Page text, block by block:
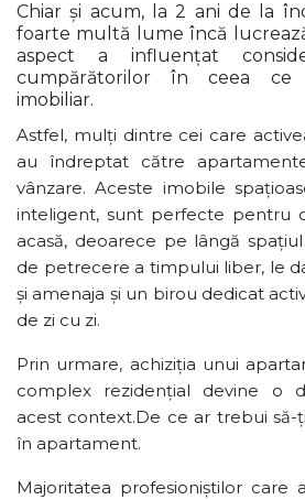
Chiar și acum, la 2 ani de la
foarte multă lume încă
aspect a influențat
cumpărătorilor în ceea ce
imobiliar.
Astfel, mulți dintre cei care
au îndreptat către
vânzare. Aceste imobile
inteligent, sunt perfecte pentru
acasă, deoarece pe lângă
de petrecere a timpului liber, le
și amenaja și un birou dedicat
de zi cu zi.
Prin urmare, achiziția unui
complex rezidențial devine o
acest context.De ce ar trebui să-
în apartament.
Majoritatea profesioniștilor care